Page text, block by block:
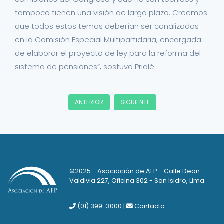
tampoco tienen una visión de largo plazo. Creemos
que todos estos temas deberían ser canalizados
en la Comisión Especial Multipartidaria, encargada
de elaborar el proyecto de ley para la reforma del
sistema de pensiones”, sostuvo Prialé.
ANTERIOR SIGUIENTE
©2025 - Asociación de AFP - Calle Dean
Valdivia 227, Oficina 302 - San Isidro, Lima.
(01) 399-3000 | Contacto